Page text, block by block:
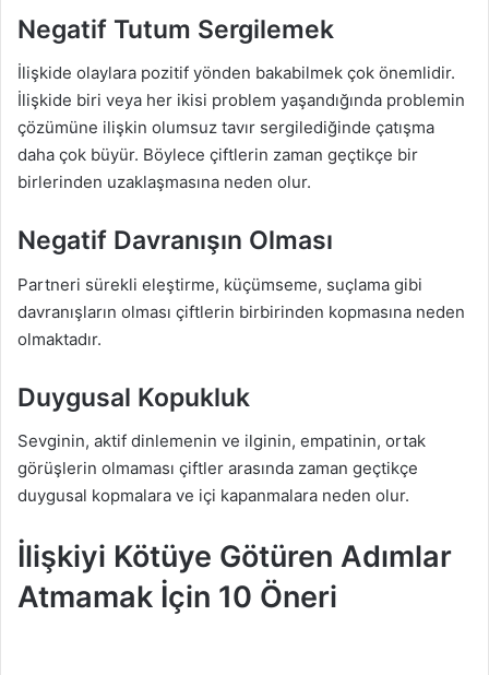
Negatif Tutum Sergilemek
İlişkide olaylara pozitif yönden bakabilmek çok önemlidir.
İlişkide biri veya her ikisi problem yaşandığında problemin
çözümüne ilişkin olumsuz tavır sergilediğinde çatışma
daha çok büyür. Böylece çiftlerin zaman geçtikçe bir
birlerinden uzaklaşmasına neden olur.
Negatif Davranışın Olması
Partneri sürekli eleştirme, küçümseme, suçlama gibi
davranışların olması çiftlerin birbirinden kopmasına neden
olmaktadır.
Duygusal Kopukluk
Sevginin, aktif dinlemenin ve ilginin, empatinin, ortak
görüşlerin olmaması çiftler arasında zaman geçtikçe
duygusal kopmalara ve içi kapanmalara neden olur.
İlişkiyi Kötüye Götüren Adımlar
Atmamak İçin 10 Öneri